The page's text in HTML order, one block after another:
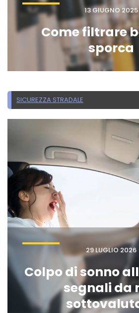
13 GIUGNO 2025
Come filtrare
sporca
SICUREZZA STRADALE
29 LUGLIO 2026
Colpo di sonno
segnali da